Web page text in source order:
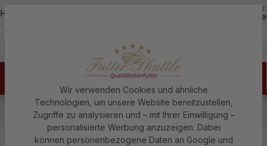
Zum Hauptinhalt springen
- 07451 / 625400
Hundefutter
Trockenfutter für Hunde
Getreidefreies Hundefutter
Wir verwenden Cookies und ähnliche
Technologien, um unsere Website bereitzustellen,
Zugriffe zu analysieren und – mit Ihrer Einwilligung –
personalisierte Werbung anzuzeigen. Dabei
können personenbezogene Daten an Google und